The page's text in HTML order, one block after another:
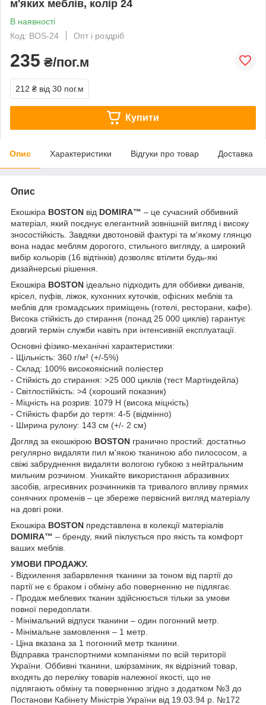
м'яких меблів, колір 24
В наявності
Код: BOS-24
Опт і роздріб
235 ₴/пог.м
212 ₴ від 30 пог.м
Купити
Опис Характеристики Відгуки про товар Доставка
Опис
Екошкіра BOSTON від DOMIRA™ – це сучасний оббивний
матеріал, який поєднує елегантний зовнішній вигляд і високу
зносостійкість. Завдяки двотоновій фактурі та м'якому глянцю
вона надає меблям дорогого, стильного вигляду, а широкий
вибір кольорів (16 відтінків) дозволяє втілити будь-які
дизайнерські рішення.
Екошкіра BOSTON ідеально підходить для оббивки диванів,
крісел, пуфів, ліжок, кухонних куточків, офісних меблів та
меблів для громадських приміщень (готелі, ресторани, кафе).
Висока стійкість до стирання (понад 25 000 циклів) гарантує
довгий термін служби навіть при інтенсивній експлуатації.
Основні фізико-механічні характеристики:
- Щільність: 360 г/м² (+/-5%)
- Склад: 100% високоякісний поліестер
- Стійкість до стирання: >25 000 циклів (тест Мартіндейла)
- Світлостійкість: >4 (хороший показник)
- Міцність на розрив: 1079 Н (висока міцність)
- Стійкість фарби до тертя: 4-5 (відмінно)
- Ширина рулону: 143 см (+/- 2 см)
Догляд за екошкірою BOSTON гранично простий: достатньо
регулярно видаляти пил м'якою тканиною або пилососом, а
свіжі забруднення видаляти вологою губкою з нейтральним
мильним розчином. Уникайте використання абразивних
засобів, агресивних розчинників та тривалого впливу прямих
сонячних променів – це збереже первісний вигляд матеріалу
на довгі роки.
Екошкіра BOSTON представлена в колекції матеріалів
DOMIRA™ – бренду, який піклується про якість та комфорт
ваших меблів.
УМОВИ ПРОДАЖУ.
- Відхилення забарвлення тканини за тоном від партії до
партії не є браком і обміну або поверненню не підлягає.
- Продаж меблевих тканин здійснюється тільки за умови
повної передоплати.
- Мінімальний відпуск тканини – один погонний метр.
- Мінімальне замовлення – 1 метр.
- Ціна вказана за 1 погонний метр тканини.
Відправка транспортними компаніями по всій території
України. Оббивні тканини, шкірзаміник, як відрізний товар,
входять до переліку товарів належної якості, що не
підлягають обміну та поверненню згідно з додатком №3 до
Постанови Кабінету Міністрів України від 19.03.94 р. №172